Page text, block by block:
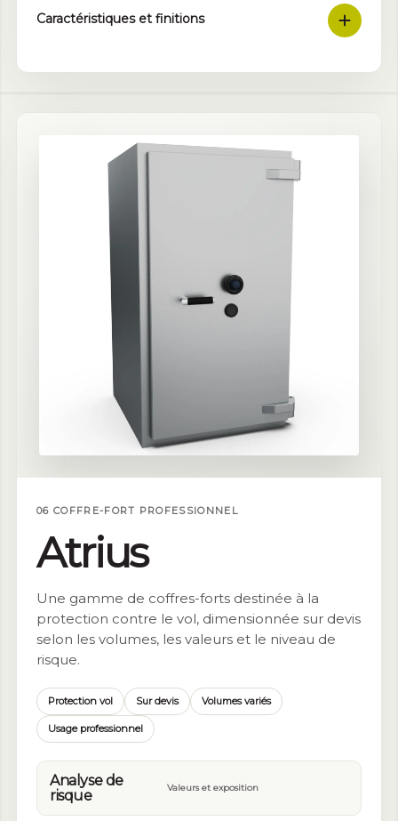
Caractéristiques et finitions
06 COFFRE-FORT PROFESSIONNEL
Atrius
Une gamme de coffres-forts destinée à la
protection contre le vol, dimensionnée sur devis
selon les volumes, les valeurs et le niveau de
risque.
Protection vol Sur devis Volumes variés
Usage professionnel
Analyse de
risque
Valeurs et exposition